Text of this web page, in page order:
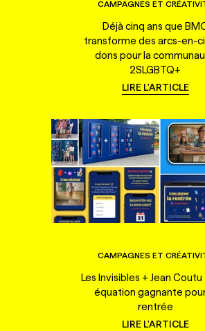
CAMPAGNES ET
Déjà cinq ans que
transforme des arcs-en-
dons pour la
2SLGBTQ+
LIRE L'ARTICLE
CAMPAGNES ET
Les Invisibles + Jean Coutu
équation gagnante
rentrée
LIRE L'ARTICLE